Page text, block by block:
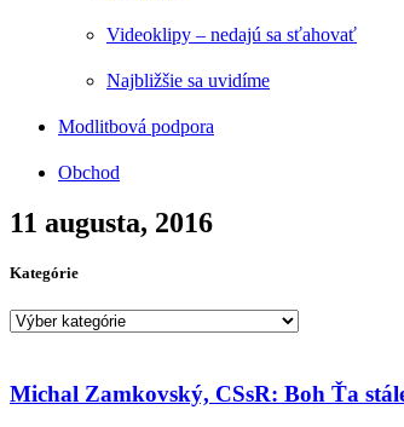
Videoklipy – nedajú sa sťahovať
Najbližšie sa uvidíme
Modlitbová podpora
Obchod
11 augusta, 2016
Kategórie
Kategórie
Michal Zamkovský, CSsR: Boh Ťa